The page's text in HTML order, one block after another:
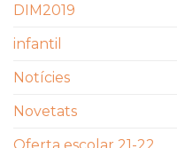
DIM2019
infantil
Notícies
Novetats
Oferta escolar 21-22